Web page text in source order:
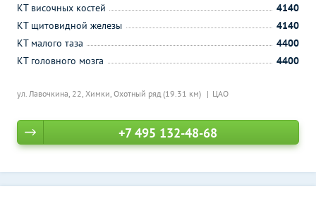
ул. Лавочкина, 22, Химки, Охотный ряд (19.31 км) ЦАО
КТ височных костей
4140
КТ щитовидной железы
4140
КТ малого таза
4400
КТ головного мозга
4400
+7 495 132-48-68